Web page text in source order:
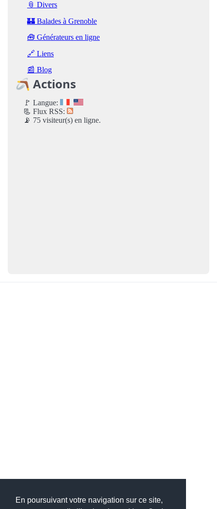
En poursuivant votre navigation sur ce site,
📎 Divers
🏰 Balades à Grenoble
🧰 Générateurs en ligne
🔗 Liens
📰 Blog
🪃 Actions
🚩 Langue:
📃 Flux RSS:
📡 75 visiteur(s) en ligne.